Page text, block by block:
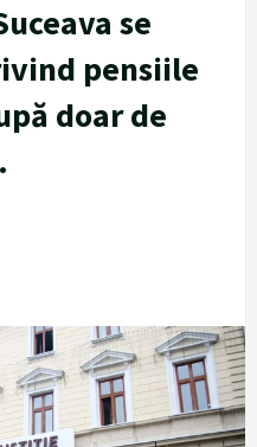
se
pensiile
doar de